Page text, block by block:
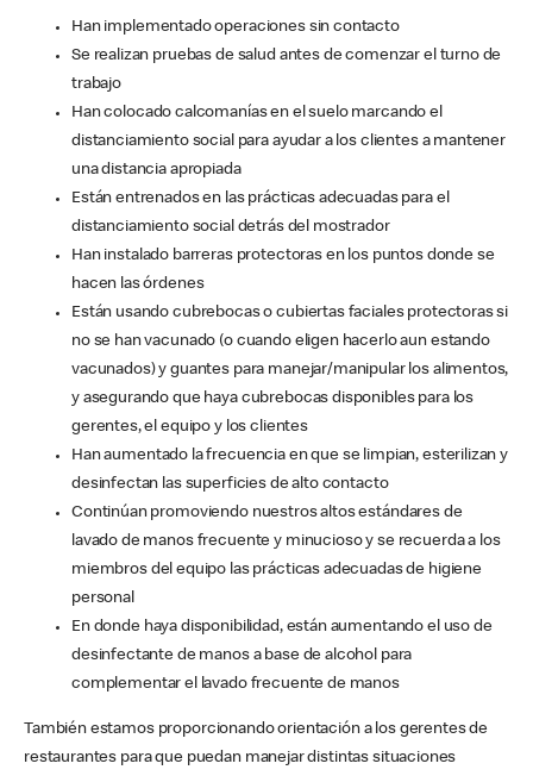
Han implementado operaciones sin contacto
Se realizan pruebas de salud antes de comenzar el turno de
trabajo
Han colocado calcomanías en el suelo marcando el
distanciamiento social para ayudar a los clientes a mantener
una distancia apropiada
Están entrenados en las prácticas adecuadas para el
distanciamiento social detrás del mostrador
Han instalado barreras protectoras en los puntos donde se
hacen las órdenes
Están usando cubrebocas o cubiertas faciales protectoras si
no se han vacunado (o cuando eligen hacerlo aun estando
vacunados) y guantes para manejar/manipular los alimentos,
y asegurando que haya cubrebocas disponibles para los
gerentes, el equipo y los clientes
Han aumentado la frecuencia en que se limpian, esterilizan y
desinfectan las superficies de alto contacto
Continúan promoviendo nuestros altos estándares de
lavado de manos frecuente y minucioso y se recuerda a los
miembros del equipo las prácticas adecuadas de higiene
personal
En donde haya disponibilidad, están aumentando el uso de
desinfectante de manos a base de alcohol para
complementar el lavado frecuente de manos
También estamos proporcionando orientación a los gerentes de
restaurantes para que puedan manejar distintas situaciones